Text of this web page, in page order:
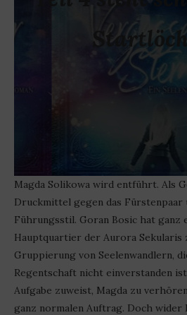
Magda Solikowa wird entführt. Als
Druckmittel gegen das Fürstenpaar
Führungsstil. Goran Bosic hat ganz
Hauptquartier der Aurora Sekularis
Gruppierung von Seelenwandlern,
Regentschaft nicht einverstanden
Aufgabe zuweist, Magda zu
ganz normalen Auftrag. Doch wider